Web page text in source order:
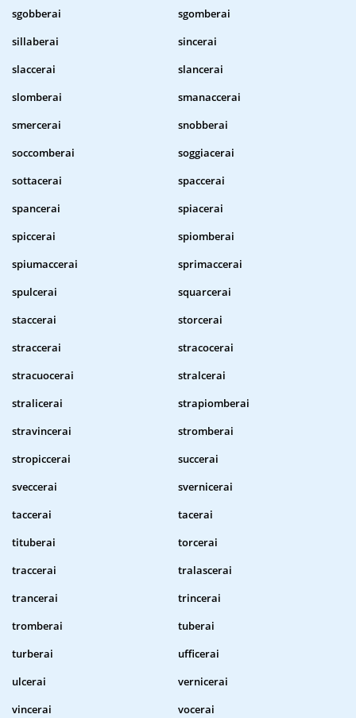
sgobberai
sgomberai
sillaberai
sincerai
slaccerai
slancerai
slomberai
smanaccerai
smercerai
snobberai
soccomberai
soggiacerai
sottacerai
spaccerai
spancerai
spiacerai
spiccerai
spiomberai
spiumaccerai
sprimaccerai
spulcerai
squarcerai
staccerai
storcerai
straccerai
stracocerai
stracuocerai
stralcerai
stralicerai
strapiomberai
stravincerai
stromberai
stropiccerai
succerai
sveccerai
svernicerai
taccerai
tacerai
tituberai
torcerai
traccerai
tralascerai
trancerai
trincerai
tromberai
tuberai
turberai
ufficerai
ulcerai
vernicerai
vincerai
vocerai